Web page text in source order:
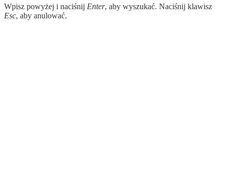
Wpisz powyżej i naciśnij Enter, aby wyszukać. Naciśnij klawisz
Esc, aby anulować.